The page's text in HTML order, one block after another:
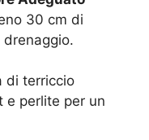
30 cm di
di terriccio
e perlite per un